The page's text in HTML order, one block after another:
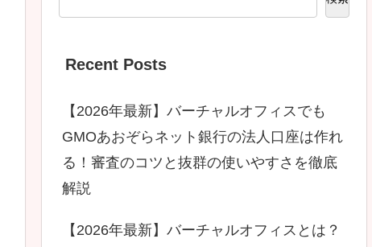
Recent Posts
【2026年最新】バーチャルオフィスでも
GMOあおぞらネット銀行の法人口座は作れ
る！審査のコツと抜群の使いやすさを徹底
解説
【2026年最新】バーチャルオフィスとは？